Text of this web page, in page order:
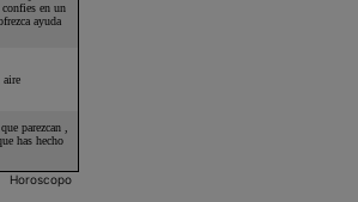
Horoscopo